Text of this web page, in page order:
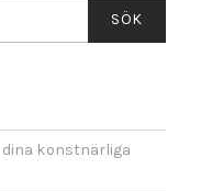
konstnärliga